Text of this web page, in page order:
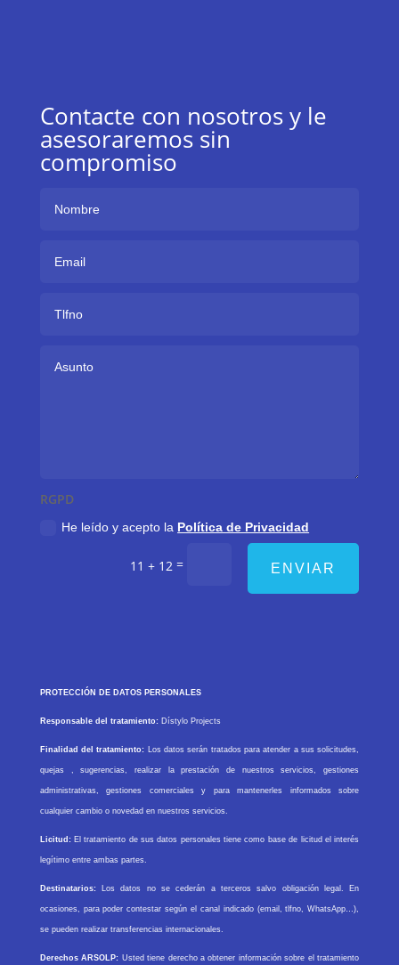
Contacte con nosotros y le
asesoraremos sin
compromiso
RGPD
He leído y acepto la Política de Privacidad
11 + 12 = ENVIAR
PROTECCIÓN DE DATOS PERSONALES
Responsable del tratamiento:Dístylo Projects
Finalidad del tratamiento: Los datos serán tratados para atender a sus solicitudes,
quejas , sugerencias, realizar la prestación de nuestros servicios, gestiones
administrativas, gestiones comerciales y para mantenerles informados sobre
cualquier cambio o novedad en nuestros servicios.
Licitud:El tratamiento de sus datos personales tiene como base de licitud el interés
legítimo entre ambas partes.
Destinatarios:Los datos no se cederán a terceros salvo obligación legal. En
ocasiones, para poder contestar según el canal indicado (email, tlfno, WhatsApp…),
se pueden realizar transferencias internacionales.
Derechos ARSOLP: Usted tiene derecho a obtener información sobre el tratamiento